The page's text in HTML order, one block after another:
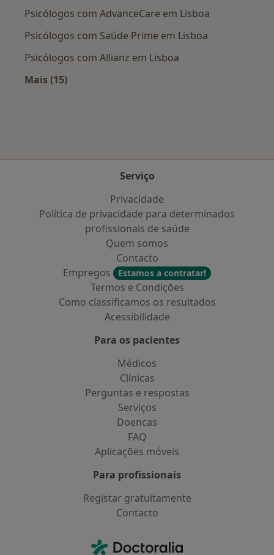
Psicólogos com AdvanceCare em Lisboa
Psicólogos com Saúde Prime em Lisboa
Psicólogos com Allianz em Lisboa
Mais (15)
Serviço
Privacidade
Política de privacidade para determinados
profissionais de saúde
Quem somos
Contacto
Empregos
Estamos a contratar!
Termos e Condições
Como classificamos os resultados
Acessibilidade
Para os pacientes
Médicos
Clínicas
Perguntas e respostas
Serviços
Doencas
FAQ
Aplicações móveis
Para profissionais
Registar gratuitamente
Contacto
Doctoralia - Homepage